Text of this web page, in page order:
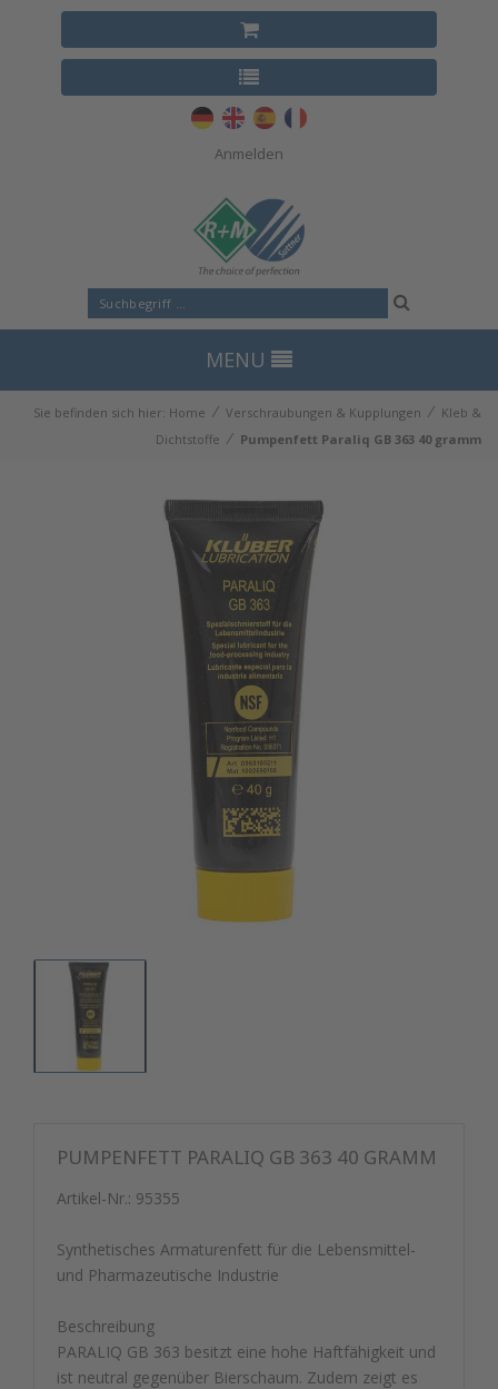
Anmelden
MENU
Sie befinden sich hier: Home ⁄ Verschraubungen & Kupplungen ⁄ Kleb &
Dichtstoffe ⁄ Pumpenfett Paraliq GB 363 40 gramm
PUMPENFETT PARALIQ GB 363 40 GRAMM
Artikel-Nr.: 95355
Synthetisches Armaturenfett für die Lebensmittel-
und Pharmazeutische Industrie
Beschreibung
PARALIQ GB 363 besitzt eine hohe Haftfähigkeit und
ist neutral gegenüber Bierschaum. Zudem zeigt es